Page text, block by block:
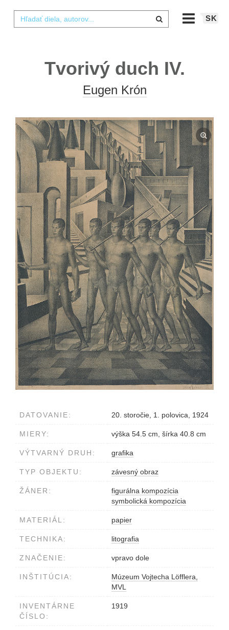
SK
Tvorivý duch IV.
Eugen Krón
DATOVANIE: 20. storočie, 1. polovica, 1924
MIERY: výška 54.5 cm, šírka 40.8 cm
VÝTVARNÝ DRUH: grafika
TYP OBJEKTU: závesný obraz
ŽÁNER:
figurálna kompozícia
symbolická kompozícia
MATERIÁL: papier
TECHNIKA: litografia
ZNAČENIE: vpravo dole
INŠTITÚCIA:
Múzeum Vojtecha Löfflera,
MVL
INVENTÁRNE
ČÍSLO:
1919